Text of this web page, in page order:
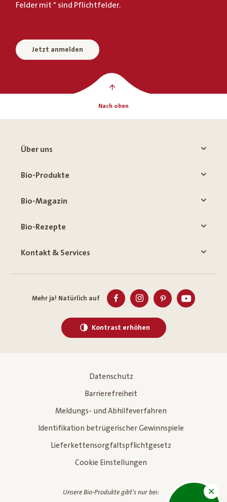
Felder mit * sind Pflichtfelder.
Jetzt anmelden
Nach oben
Über uns
Bio-Produkte
Bio-Magazin
Bio-Rezepte
Kontakt & Services
Mehr ja! Natürlich auf
Kontrast erhöhen
Datenschutz
Barrierefreiheit
Meldungs- und Abhilfeverfahren
Identifikation betrügerischer Gewinnspiele
Lieferkettensorgfaltspflichtgesetz
Cookie Einstellungen
Unsere Bio-Produkte gibt's nur bei: